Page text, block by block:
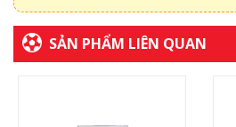
SẢN PHẨM LIÊN QUAN